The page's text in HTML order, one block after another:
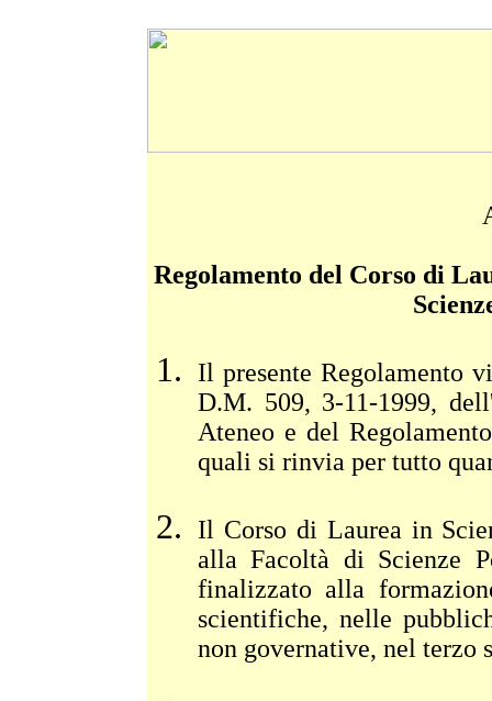
Regolamento del Corso di
Il presente Regolamento
D.M. 509, 3-11-1999,
Ateneo e del
quali si rinvia per tutto
Il Corso di Laurea in
alla Facoltà di Scienze
finalizzato alla
scientifiche, nelle
non governative, nel terzo